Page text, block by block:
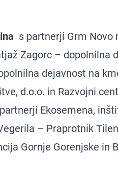
s partnerji Grm
Zagorc – dopolnilna
dejavnost na
d.o.o. in Razvojni
Ekosemena,
– Praprotnik
Gornje Gorenjske in